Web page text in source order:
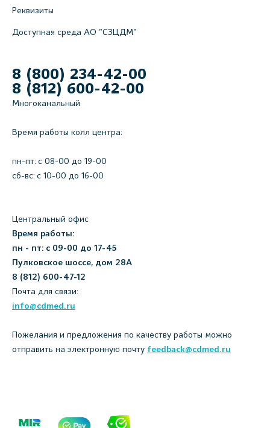
Реквизиты
Доступная среда АО "СЗЦДМ"
8 (800) 234-42-00
8 (812) 600-42-00
Многоканальный
Время работы колл центра:
пн-пт: c 08-00 до 19-00
сб-вс: с 10-00 до 16-00
Центральный офис
Время работы:
пн - пт: с 09-00 до 17-45
Пулковское шоссе, дом 28А
8 (812) 600-47-12
Почта для связи:
info@cdmed.ru
Пожелания и предложения по качеству работы можно
отправить на электронную почту feedback@cdmed.ru